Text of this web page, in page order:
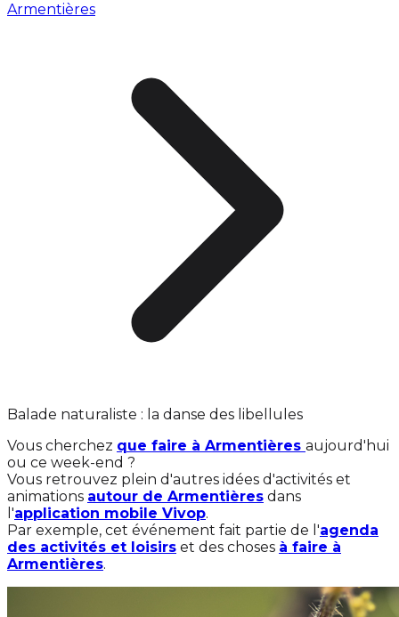
Armentières
Balade naturaliste : la danse des libellules
Vous cherchez que faire à Armentières aujourd'hui
ou ce week-end ?
Vous retrouvez plein d'autres idées d'activités et
animations autour de Armentières dans
l'application mobile Vivop.
Par exemple, cet événement fait partie de l'agenda
des activités et loisirs et des choses à faire à
Armentières.